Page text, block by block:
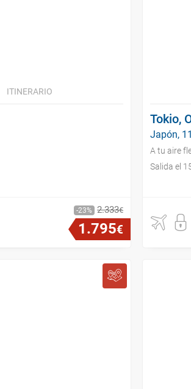
ITINERARIO
23 2.333€
1.795€
Tokio,
Japón,
A tu aire
Salida el